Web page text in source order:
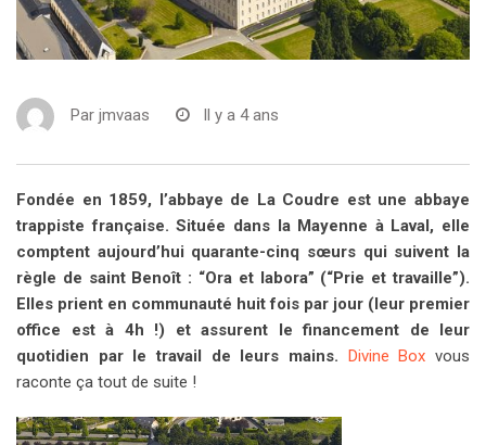
Par jmvaas Il y a 4 ans
Fondée en 1859, l’abbaye de La Coudre est une abbaye
trappiste française. Située dans la Mayenne à Laval, elle
comptent aujourd’hui quarante-cinq sœurs qui suivent la
règle de saint Benoît : “Ora et labora” (“Prie et travaille”).
Elles prient en communauté huit fois par jour (leur premier
office est à 4h !) et assurent le financement de leur
quotidien par le travail de leurs mains. Divine Box vous
raconte ça tout de suite !